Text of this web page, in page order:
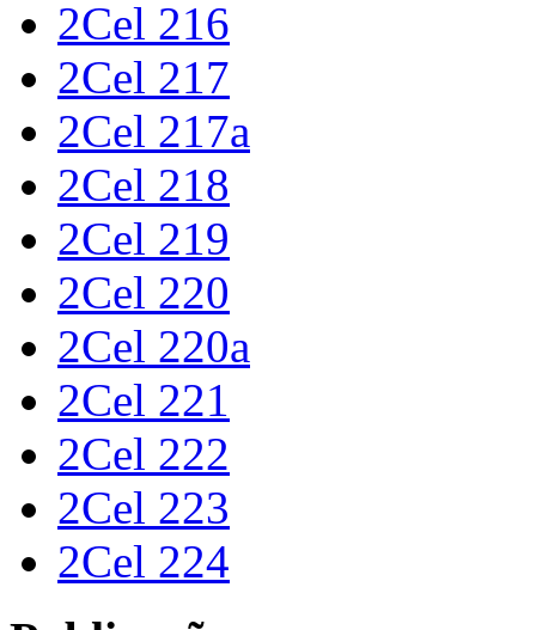
2Cel 216
2Cel 217
2Cel 217a
2Cel 218
2Cel 219
2Cel 220
2Cel 220a
2Cel 221
2Cel 222
2Cel 223
2Cel 224